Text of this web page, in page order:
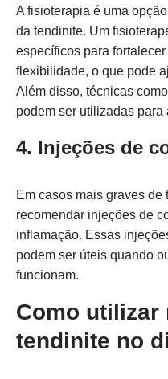
A fisioterapia é uma
da tendinite. Um
específicos para
flexibilidade, o que pode
Além disso, técnicas
podem ser utilizadas
4. Injeções de
Em casos mais graves
recomendar injeções de
inflamação. Essas
podem ser úteis quando
funcionam.
Como utilizar
tendinite no